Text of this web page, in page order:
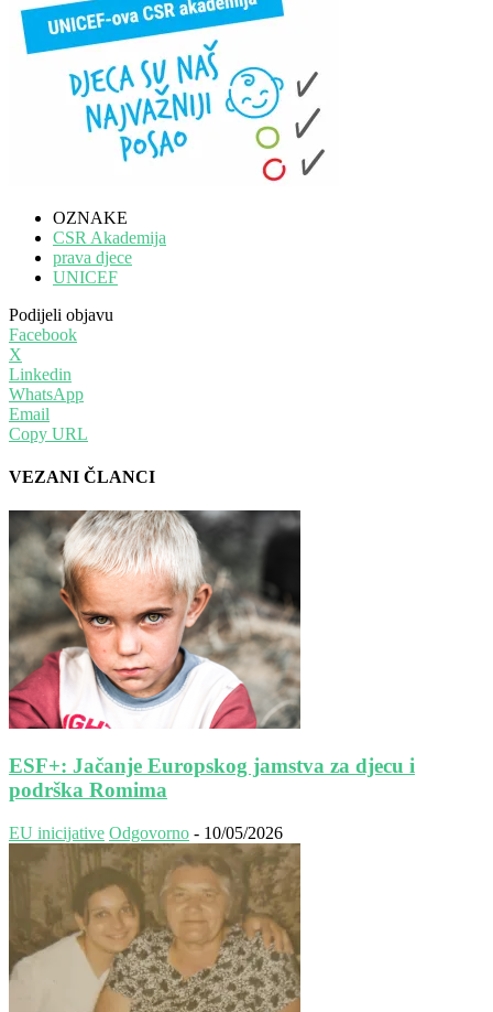
OZNAKE
CSR Akademija
prava djece
UNICEF
Podijeli objavu
Facebook
X
Linkedin
WhatsApp
Email
Copy URL
VEZANI ČLANCI
ESF+: Jačanje Europskog jamstva za djecu i
podrška Romima
EU inicijative Odgovorno - 10/05/2026